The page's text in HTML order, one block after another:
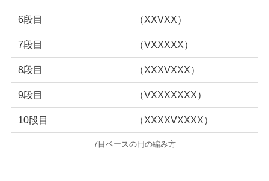
6段目 （XXVXX）
7段目 （VXXXXX）
8段目 （XXXVXXX）
9段目 （VXXXXXXX）
10段目 （XXXXVXXXX）
7目ベースの円の編み方